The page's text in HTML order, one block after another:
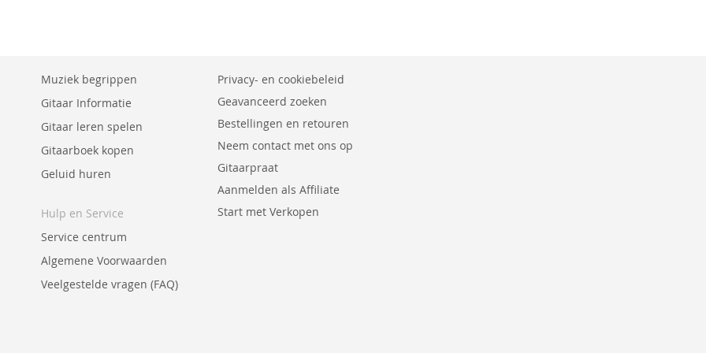
Muziek begrippen
Gitaar Informatie
Gitaar leren spelen
Gitaarboek kopen
Geluid huren
Hulp en Service
Service centrum
Algemene Voorwaarden
Veelgestelde vragen (FAQ)
Privacy- en cookiebeleid
Geavanceerd zoeken
Bestellingen en retouren
Neem contact met ons op
Gitaarpraat
Aanmelden als Affiliate
Start met Verkopen